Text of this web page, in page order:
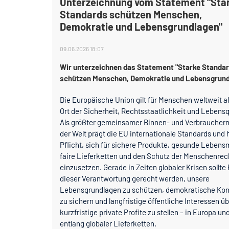
Standards schützen Menschen,
Demokratie und Lebensgrundlagen"
09.06.2026 18:07
Wir unterzeichnen das Statement "Starke
schützen Menschen, Demokratie und
Die Europäische Union gilt für Menschen weltweit
Ort der Sicherheit, Rechtsstaatlichkeit und
Als größter gemeinsamer Binnen- und
der Welt prägt die EU internationale Standards und
Pflicht, sich für sichere Produkte, gesunde
faire Lieferketten und den Schutz der
einzusetzen. Gerade in Zeiten globaler Krisen sollte
dieser Verantwortung gerecht werden, unsere
Lebensgrundlagen zu schützen, demokratische
zu sichern und langfristige öffentliche Interessen
kurzfristige private Profite zu stellen – in Europa und
entlang globaler Lieferketten.